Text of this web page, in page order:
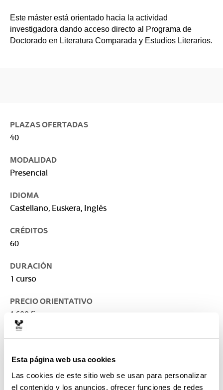
Esta página web usa cookies
Las cookies de este sitio web se usan para personalizar
el contenido y los anuncios, ofrecer funciones de redes
Este máster está orientado hacia la actividad
investigadora dando acceso directo al Programa de
Doctorado en Literatura Comparada y Estudios Literarios.
PLAZAS OFERTADAS
40
MODALIDAD
Presencial
IDIOMA
Castellano, Euskera, Inglés
CRÉDITOS
60
DURACIÓN
1 curso
PRECIO ORIENTATIVO
1.600 €
LUGAR DE IMPARTICIÓN
Unibertsitatea: Facultad de Letras